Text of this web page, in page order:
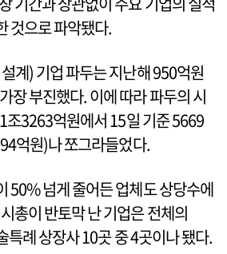
것으로 파악됐다.
계) 기업 파두는 지난해 950억원
장 부진했다. 이에 따라 파두의 시
조3263억원에서 15일 기준 5669
억원)나 쪼그라들었다.
50% 넘게 줄어든 업체도 상당수에
총이 반토막 난 기업은 전체의
례 상장사 10곳 중 4곳이나 됐다.